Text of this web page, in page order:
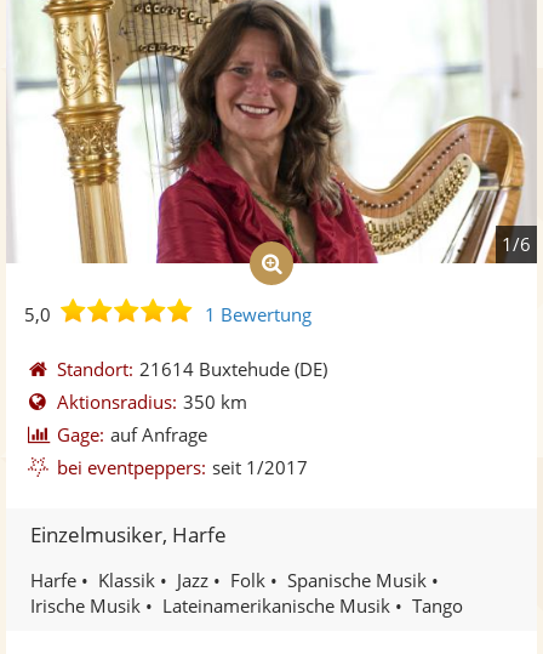
1/6
5,0
5,0
5
Sternen
1 Bewertung
Standort: 21614 Buxtehude (DE)
Aktionsradius: 350 km
Gage: auf Anfrage
bei eventpeppers: seit 1/2017
Einzelmusiker, Harfe
Harfe Klassik Jazz Folk
Spanische Musik
Irische Musik
Lateinamerikanische Musik Tango